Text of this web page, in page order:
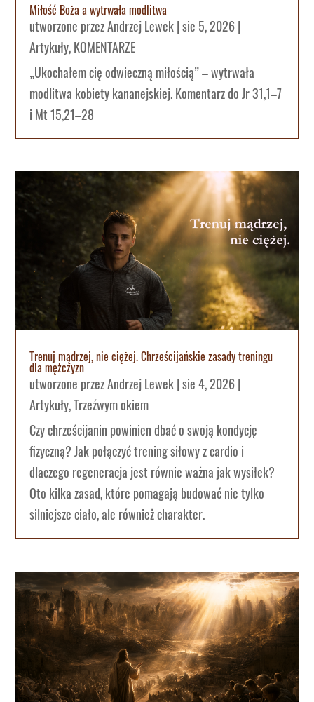
Miłość Boża a wytrwała modlitwa
utworzone przezAndrzej Lewek|sie 5, 2026|
Artykuły,KOMENTARZE
„Ukochałem cię odwieczną miłością” – wytrwała
modlitwa kobiety kananejskiej. Komentarz do Jr 31,1–7
i Mt 15,21–28
Trenuj mądrzej, nie ciężej. Chrześcijańskie zasady treningu
dla mężczyzn
utworzone przezAndrzej Lewek|sie 4, 2026|
Artykuły,Trzeźwym okiem
Czy chrześcijanin powinien dbać o swoją kondycję
fizyczną? Jak połączyć trening siłowy z cardio i
dlaczego regeneracja jest równie ważna jak wysiłek?
Oto kilka zasad, które pomagają budować nie tylko
silniejsze ciało, ale również charakter.